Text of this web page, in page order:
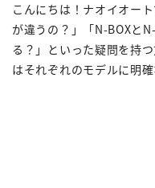
こんにちは！ナオイオー
が違うの？」「N-BOXと
る？」といった疑問を持
はそれぞれのモデルに明